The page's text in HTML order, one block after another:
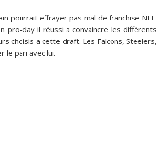
pourrait effrayer pas mal de franchise NFL.
pro-day il réussi a convaincre les différents
choisis a cette draft. Les Falcons,Steelers,
le pari avec lui.